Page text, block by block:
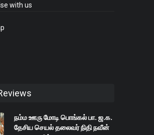
with us
நம்ம ஊரு மோடி பொங்கல் பா. ஜ.க.
தேசிய செயல் தலைவர் நிதி நவீன்